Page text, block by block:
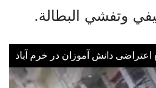
وتفشي البطالة.
دانش آموزان در خرم آباد